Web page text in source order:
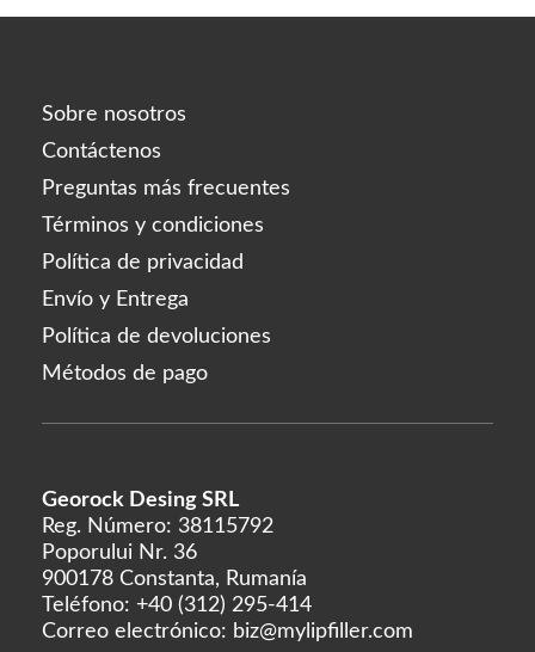
Sobre nosotros
Contáctenos
Preguntas más frecuentes
Términos y condiciones
Política de privacidad
Envío y Entrega
Política de devoluciones
Métodos de pago
Georock Desing SRL
Reg. Número: 38115792
Poporului Nr. 36
900178 Constanta, Rumanía
Teléfono: +40 (312) 295-414
Correo electrónico: biz@mylipfiller.com